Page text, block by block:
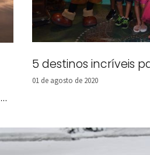
5 destinos incríveis
01 de agosto de 2020